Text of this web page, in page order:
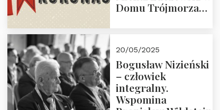
Domu Trójmorza
20/05/2025
Bogusław Nizieński
– człowiek
integralny.
Wspomina